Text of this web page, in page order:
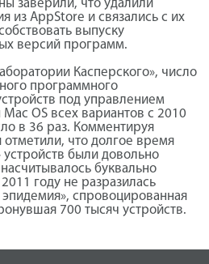
заверили, что удалили
из AppStore и связались с их
выпуску
версий программ.
Касперского», число
программного
под управлением
OS всех вариантов с 2010
в 36 раз. Комментируя
отметили, что долгое время
были довольно
буквально
году не разразилась
эпидемия», спровоцированная
700 тысяч устройств.